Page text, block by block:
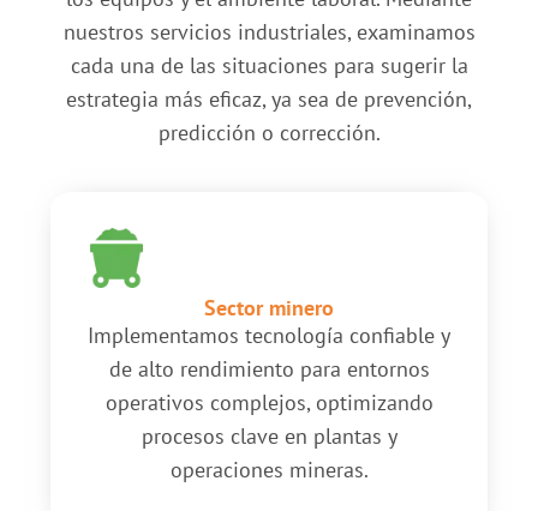
nuestros servicios industriales, examinamos
cada una de las situaciones para sugerir la
estrategia más eficaz, ya sea de prevención,
predicción o corrección.
Sector minero
Implementamos tecnología confiable y
de alto rendimiento para entornos
operativos complejos, optimizando
procesos clave en plantas y
operaciones mineras.